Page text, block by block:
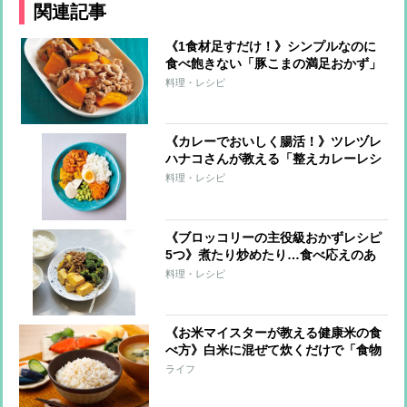
関連記事
《1食材足すだけ！》シンプルなのに
食べ飽きない「豚こまの満足おかず」
5アレンジ
料理・レシピ
《カレーでおいしく腸活！》ツレヅレ
ハナコさんが教える「整えカレーレシ
ピ」手軽な“仕込みおき”で栄養価アッ
料理・レシピ
《ブロッコリーの主役級おかずレシピ
5つ》煮たり炒めたり…食べ応えのあ
るひと皿に！
料理・レシピ
《お米マイスターが教える健康米の食
べ方》白米に混ぜて炊くだけで「食物
繊維アップ」「糖質カット」 おいし
ライフ